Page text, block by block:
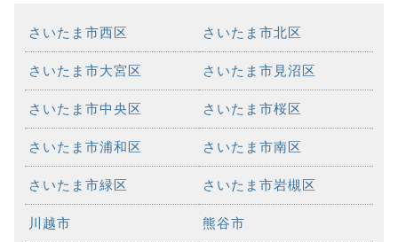
さいたま市西区 さいたま市北区
さいたま市大宮区 さいたま市見沼区
さいたま市中央区 さいたま市桜区
さいたま市浦和区 さいたま市南区
さいたま市緑区 さいたま市岩槻区
川越市 熊谷市